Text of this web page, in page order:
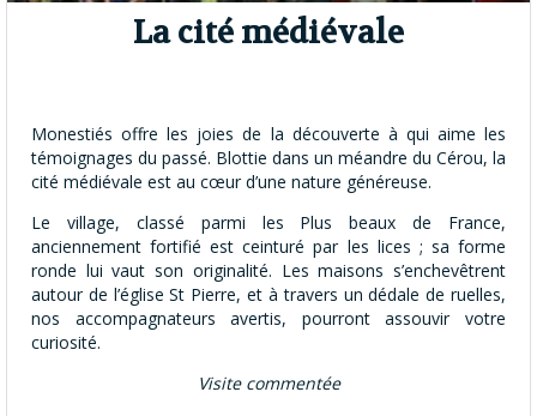
La cité médiévale
Monestiés offre les joies de la découverte à qui aime les
témoignages du passé. Blottie dans un méandre du Cérou, la
cité médiévale est au cœur d’une nature généreuse.
Le village, classé parmi les Plus beaux de France,
anciennement fortifié est ceinturé par les lices ; sa forme
ronde lui vaut son originalité. Les maisons s’enchevêtrent
autour de l’église St Pierre, et à travers un dédale de ruelles,
nos accompagnateurs avertis, pourront assouvir votre
curiosité.
Visite commentée